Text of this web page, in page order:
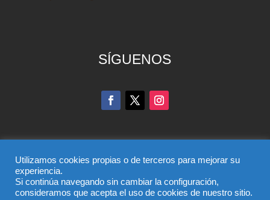
SÍGUENOS
© Partido Popular de Toledo – C/ Colombia, 6, 45004,
Utilizamos cookies propias o de terceros para mejorar su
experiencia.
Si continúa navegando sin cambiar la configuración,
consideramos que acepta el uso de cookies de nuestro sitio.